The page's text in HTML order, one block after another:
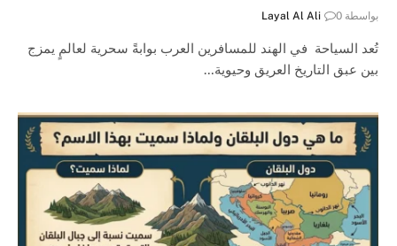
بواسطة Layal Al Ali 0
تُعد السياحة في الهند للمسافرين العرب بوابةً سحرية لعالمٍ يمزج
بين عبق التاريخ العريق وحيوية…